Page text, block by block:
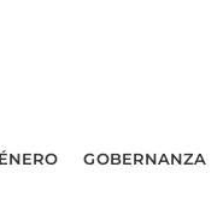
GOBERNANZA